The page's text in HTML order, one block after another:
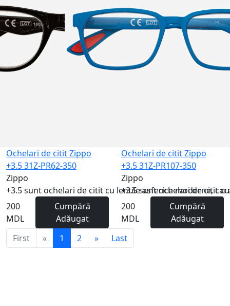
Ochelari de citit Zippo
+3.5 31Z-PR62-350
Zippo
+3.5 sunt ochelari de citit cu lentile asferice moderne,
200
MDL
Cumpără
Adăugat
Ochelari de citit Zippo
+3.5 31Z-PR107-350
Zippo
+3.5 sunt ochelari de citit
200
MDL
Cumpără
Adăugat
First
« 1 2 » Last